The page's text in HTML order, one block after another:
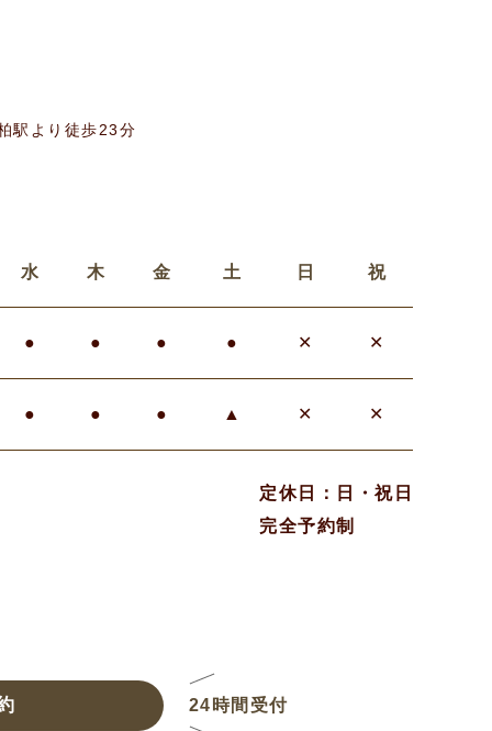
駅より徒歩23分
水 木 金 土 日 祝
● ● ● ● ✕ ✕
● ● ● ▲ ✕ ✕
定休日：日・祝日
完全予約制
24時間受付